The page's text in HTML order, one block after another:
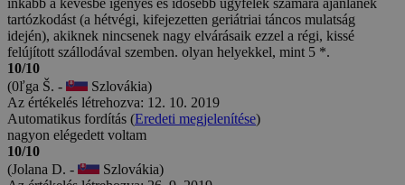
inkább a kevésbé igényes és idősebb ügyfelek számára ajánlanék
tartózkodást (a hétvégi, kifejezetten geriátriai táncos mulatság
idején), akiknek nincsenek nagy elvárásaik ezzel a régi, kissé
felújított szállodával szemben. olyan helyekkel, mint 5 *.
10/10
(0ľga Š. -
Szlovákia)
Az értékelés létrehozva: 12. 10. 2019
Automatikus fordítás (Eredeti megjelenítése)
nagyon elégedett voltam
10/10
(Jolana D. -
Szlovákia)